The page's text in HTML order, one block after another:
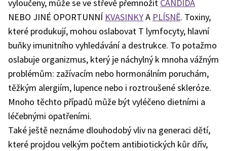
vyloučeny, může se ve střevě přemnožit CANDIDA
NEBO JINÉ OPORTUNNÍ KVASINKYA PLÍSNĚ. Toxiny,
které produkují, mohou oslabovat T lymfocyty, hlavní
buňky imunitního vyhledávání a destrukce. To potažmo
oslabuje organizmus, který je náchylný k mnoha vážným
problémům: zažívacím nebo hormonálním poruchám,
těžkým alergiím, lupence nebo i roztroušené skleróze.
Mnoho těchto případů může být vyléčeno dietními a
léčebnými opatřeními.
Také ještě neznáme dlouhodobý vliv na generaci dětí,
které projdou velkým počtem antibiotických kůr dřív,